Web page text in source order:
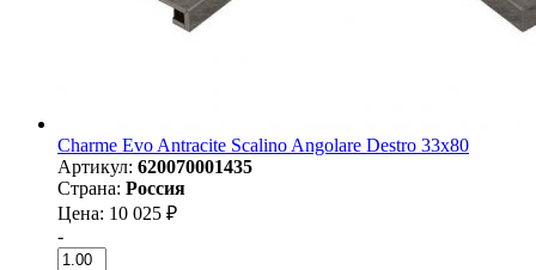
Charme Evo Antracite Scalino Angolare Destro 33х80
Артикул: 620070001435
Страна: Россия
Цена: 10 025 ₽
-